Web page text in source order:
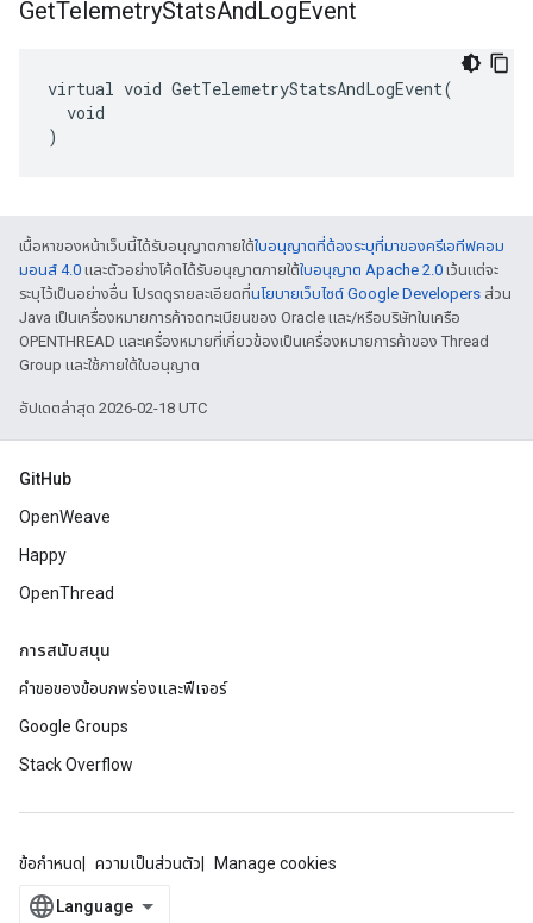
GetTelemetryStatsAndLogEvent
virtual void GetTelemetryStatsAndLogEvent(
  void
)
เนื้อหาของหน้าเว็บนี้ได้รับอนุญาตภายใต้ใบอนุญาตที่ต้องระบุที่มาของครีเอทีฟคอม
มอนส์ 4.0 และตัวอย่างโค้ดได้รับอนุญาตภายใต้ใบอนุญาต Apache 2.0 เว้นแต่จะ
ระบุไว้เป็นอย่างอื่น โปรดดูรายละเอียดที่นโยบายเว็บไซต์ Google Developers ส่วน
Java เป็นเครื่องหมายการค้าจดทะเบียนของ Oracle และ/หรือบริษัทในเครือ
OPENTHREAD และเครื่องหมายที่เกี่ยวข้องเป็นเครื่องหมายการค้าของ Thread
Group และใช้ภายใต้ใบอนุญาต
อัปเดตล่าสุด 2026-02-18 UTC
GitHub
OpenWeave
Happy
OpenThread
การสนับสนุน
คำขอของข้อบกพร่องและฟีเจอร์
Google Groups
Stack Overflow
ข้อกำหนด ความเป็นส่วนตัว Manage cookies